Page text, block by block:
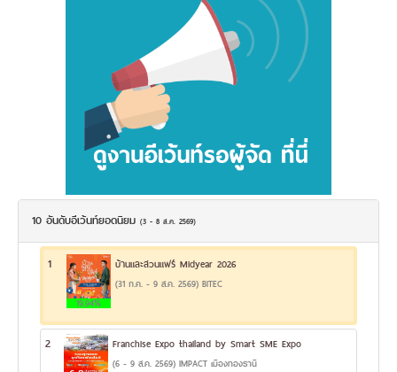
10 อันดับอีเว้นท์ยอดนิยม (3 - 8 ส.ค. 2569)
1
19.94%
บ้านและสวนแฟร์ Midyear 2026
(31 ก.ค. - 9 ส.ค. 2569) BITEC
2 Franchise Expo thailand by Smart SME Expo
(6 - 9 ส.ค. 2569) IMPACT เมืองทองธานี